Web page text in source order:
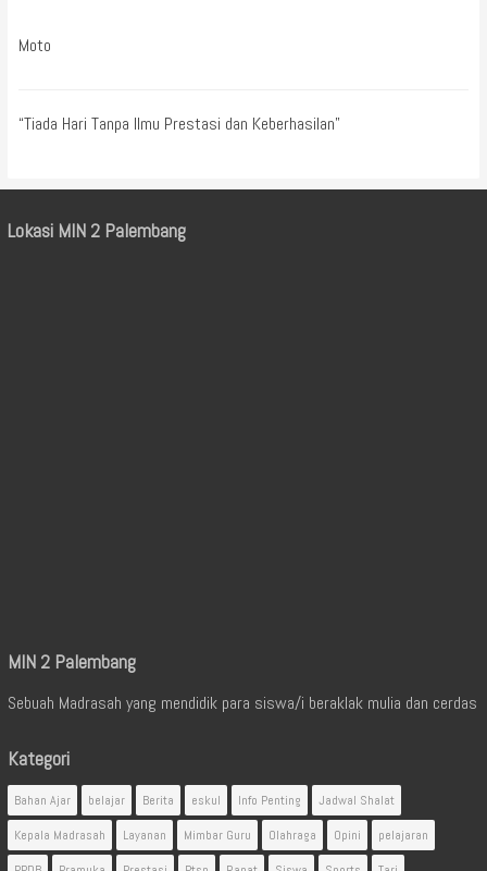
Moto
“Tiada Hari Tanpa Ilmu Prestasi dan Keberhasilan”
Lokasi MIN 2 Palembang
MIN 2 Palembang
Sebuah Madrasah yang mendidik para siswa/i beraklak mulia dan cerdas
Kategori
Bahan Ajar belajar Berita eskul Info Penting
Jadwal Shalat
Kepala Madrasah
Layanan Mimbar Guru Olahraga Opini
pelajaran